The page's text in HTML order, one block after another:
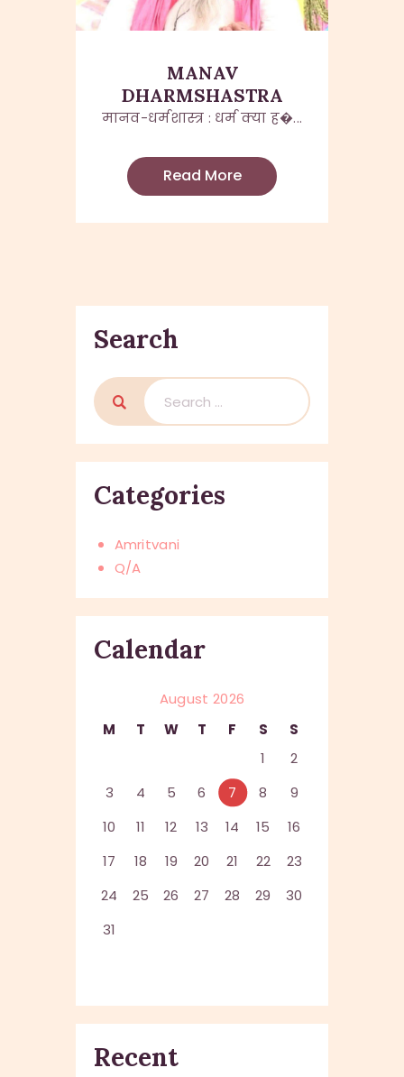
MANAV
DHARMSHASTRA
मानव-धर्मशास्त्र : धर्म क्या ह�...
Read More
Search
Search
for:
Categories
Amritvani
Q/A
Calendar
August 2026
M
T W T F S
S
1
2
3
4 5 6 7 8
9
10
11 12 13 14 15
16
17
18 19 20 21 22
23
24
25 26 27 28 29
30
31
Recent